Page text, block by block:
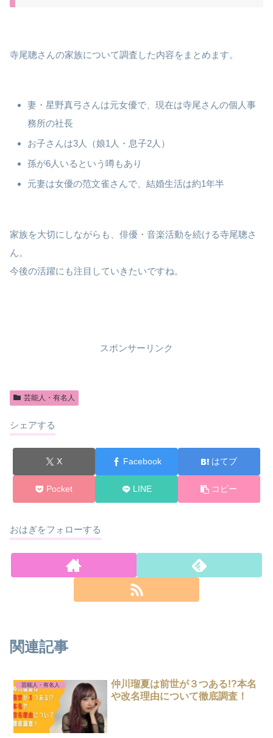
寺尾聰さんの家族について調査した内容をまとめます。
妻・星野真弓さんは元女優で、現在は寺尾さんの個人事
務所の社長
お子さんは3人（娘1人・息子2人）
孫が6人いるという噂もあり
元妻は女優の范文雀さんで、結婚生活は約1年半
家族を大切にしながらも、俳優・音楽活動を続ける寺尾聰さ
ん。
今後の活躍にも注目していきたいですね。
スポンサーリンク
芸能人・有名人
シェアする
X Facebook はてブ
Pocket LINE コピー
おはぎをフォローする
関連記事
芸能人・有名人
仲川瑠夏は前世が３つある!?本名
や改名理由について徹底調査！